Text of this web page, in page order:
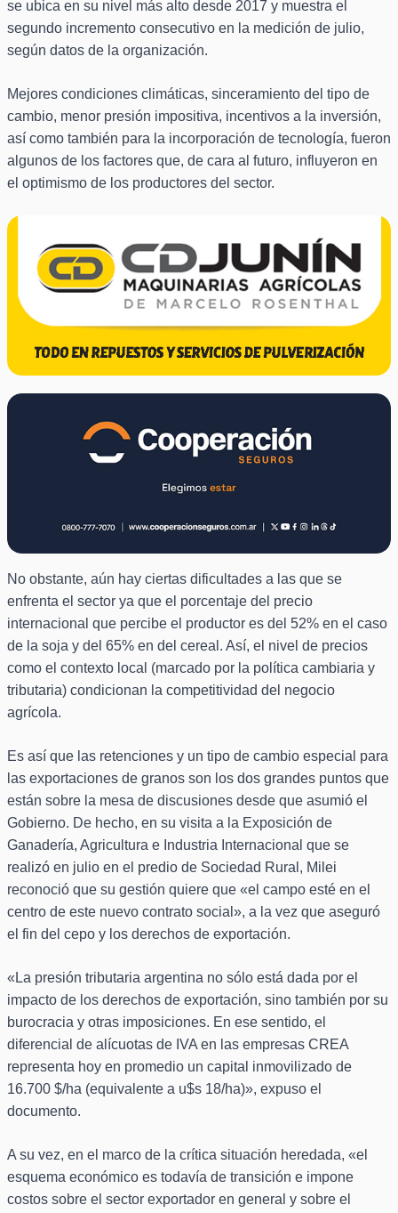
se ubica en su nivel más alto desde 2017 y muestra el
segundo incremento consecutivo en la medición de julio,
según datos de la organización.
Mejores condiciones climáticas, sinceramiento del tipo de
cambio, menor presión impositiva, incentivos a la inversión,
así como también para la incorporación de tecnología, fueron
algunos de los factores que, de cara al futuro, influyeron en
el optimismo de los productores del sector.
No obstante, aún hay ciertas dificultades a las que se
enfrenta el sector ya que el porcentaje del precio
internacional que percibe el productor es del 52% en el caso
de la soja y del 65% en del cereal. Así, el nivel de precios
como el contexto local (marcado por la política cambiaria y
tributaria) condicionan la competitividad del negocio
agrícola.
Es así que las retenciones y un tipo de cambio especial para
las exportaciones de granos son los dos grandes puntos que
están sobre la mesa de discusiones desde que asumió el
Gobierno. De hecho, en su visita a la Exposición de
Ganadería, Agricultura e Industria Internacional que se
realizó en julio en el predio de Sociedad Rural, Milei
reconoció que su gestión quiere que «el campo esté en el
centro de este nuevo contrato social», a la vez que aseguró
el fin del cepo y los derechos de exportación.
«La presión tributaria argentina no sólo está dada por el
impacto de los derechos de exportación, sino también por su
burocracia y otras imposiciones. En ese sentido, el
diferencial de alícuotas de IVA en las empresas CREA
representa hoy en promedio un capital inmovilizado de
16.700 $/ha (equivalente a u$s 18/ha)», expuso el
documento.
A su vez, en el marco de la crítica situación heredada, «el
esquema económico es todavía de transición e impone
costos sobre el sector exportador en general y sobre el